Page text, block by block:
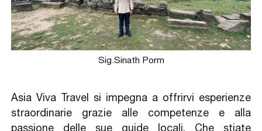
Sig.Sinath Porm
Asia Viva Travel si impegna a offrirvi esperienze
straordinarie grazie alle competenze e alla
passione delle sue guide locali. Che stiate